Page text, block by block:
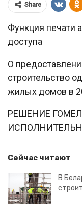
Share
Функция печати
доступа
О
строительство
жилых домов в
РЕШЕНИЕ
Сейчас читают
В